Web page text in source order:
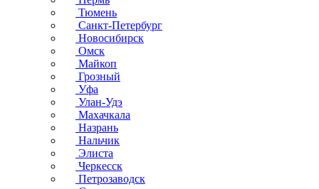
Тюмень
Санкт-Петербург
Новосибирск
Омск
Майкоп
Грозный
Уфа
Улан-Удэ
Махачкала
Назрань
Нальчик
Элиста
Черкесск
Петрозаводск